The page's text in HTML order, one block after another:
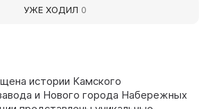
истории Камского
и Нового города Набережных
УЖЕ ХОДИЛ 0